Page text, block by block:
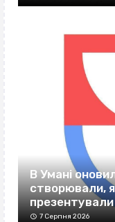
В Умані
створювали,
7 Серпня 2026